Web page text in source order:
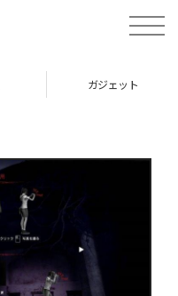
toggle
ガジェット